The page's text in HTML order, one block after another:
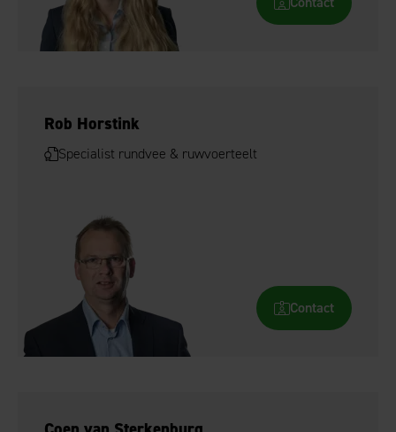
Rob Horstink
Specialist rundvee & ruwvoerteelt
Contact